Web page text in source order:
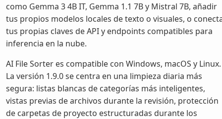
como Gemma 3 4B IT, Gemma 1.1 7B y Mistral 7B, añadir
tus propios modelos locales de texto o visuales, o
tus propias claves de API y endpoints compatibles para
inferencia en la nube.
AI File Sorter es compatible con Windows, macOS y Linux.
La versión 1.9.0 se centra en una limpieza diaria más
segura: listas blancas de categorías más inteligentes,
vistas previas de archivos durante la revisión, protección
de carpetas de proyecto estructuradas durante los